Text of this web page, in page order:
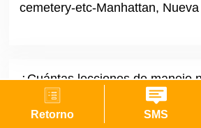
Retorno SMS
cemetery-etc-Manhattan, Nueva
¿Cuántas lecciones de manejo
principiante en park-cemetery-
NYC?